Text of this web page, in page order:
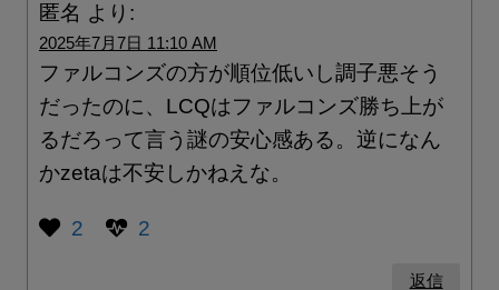
匿名 より:
2025年7月7日 11:10 AM
ファルコンズの方が順位低いし調子悪そう
だったのに、LCQはファルコンズ勝ち上が
るだろって言う謎の安心感ある。逆になん
かzetaは不安しかねえな。
2 2
返信